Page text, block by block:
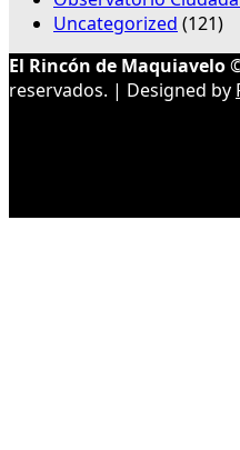
Uncategorized (121)
El Rincón de Maquiavelo
reservados. | Designed by